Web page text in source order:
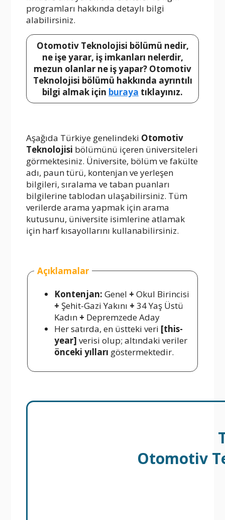
programları hakkında detaylı bilgi
alabilirsiniz.
Otomotiv Teknolojisi bölümü nedir,
ne işe yarar, iş imkanları nelerdir,
mezun olanlar ne iş yapar? Otomotiv
Teknolojisi bölümü hakkında ayrıntılı
bilgi almak için buraya tıklayınız.
Aşağıda Türkiye genelindeki Otomotiv
Teknolojisi bölümünü içeren üniversiteleri
görmektesiniz. Üniversite, bölüm ve fakülte
adı, paun türü, kontenjan ve yerleşen
bilgileri, sıralama ve taban puanları
bilgilerine tablodan ulaşabilirsiniz. Tüm
verilerde arama yapmak için arama
kutusunu, üniversite isimlerine atlamak
için harf kısayollarını kullanabilirsiniz.
Açıklamalar
Kontenjan: Genel + Okul Birincisi
+ Şehit-Gazi Yakını + 34 Yaş Üstü
Kadın + Depremzede Aday
Her satırda, en üstteki veri [this-
year] verisi olup; altındaki veriler
önceki yılları göstermektedir.
Otomotiv